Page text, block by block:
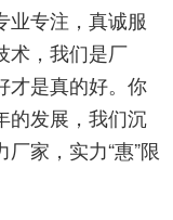
业专注，真诚服
术，我们是厂
才是真的好。你
的发展，我们沉
厂家，实力“惠”限